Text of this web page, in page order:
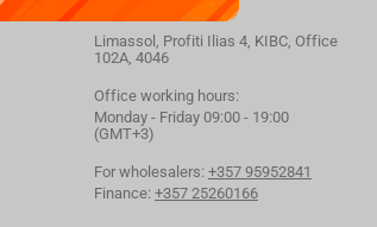
Limassol, Profiti Ilias 4, KIBC, Office
102A, 4046
Office working hours:
Monday - Friday 09:00 - 19:00
(GMT+3)
For wholesalers: +357 95952841
Finance: +357 25260166